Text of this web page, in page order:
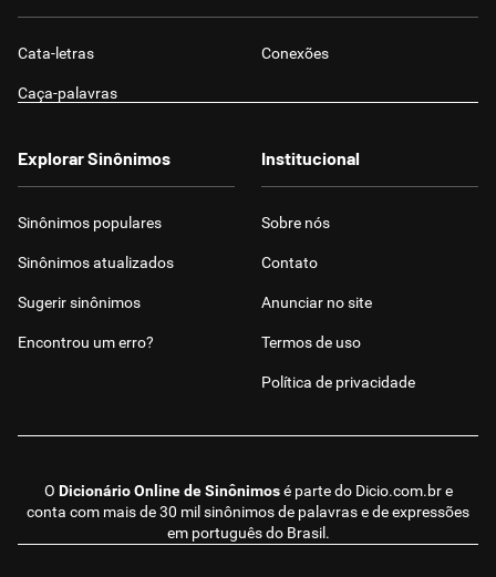
Sinônimos
Cata-letras Conexões
Caça-palavras
O Dicionário Online de Sinônimosé parte do Dicio.com.bre
conta com mais de 30 mil sinônimos de palavras e de expressões
em português do Brasil.
Explorar Sinônimos
Sinônimos populares
Sinônimos atualizados
Sugerir sinônimos
Encontrou um erro?
Institucional
Sobre nós
Contato
Anunciar no site
Termos de uso
Política de privacidade